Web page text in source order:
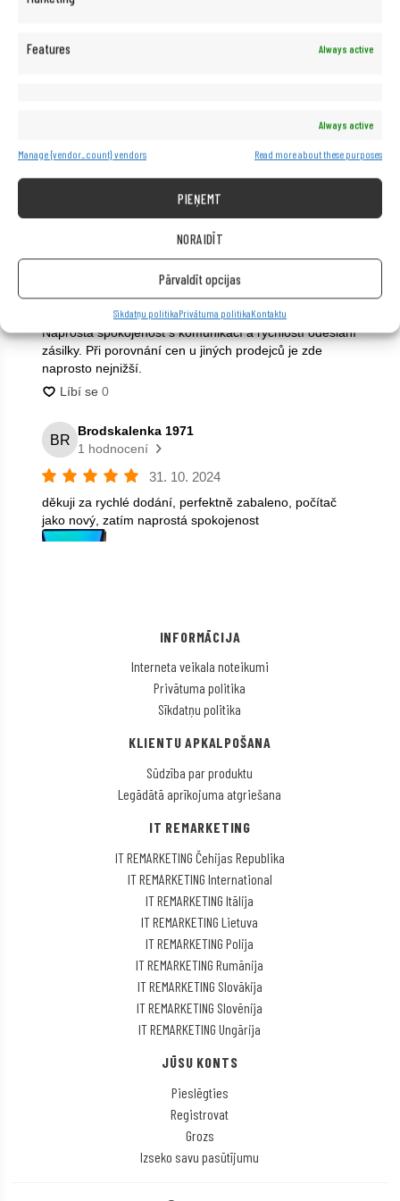
Features Always active
Always active
Manage {vendor_count} vendors Read more about these purposes
PIEŅEMT
NORAIDĪT
Pārvaldīt opcijas
Sīkdatņu politikaPrivātuma politikaKontaktu
remontu, kā arī tehnikas atbalstu un palīdzību
INFORMĀCIJA
Interneta veikala noteikumi
Privātuma politika
Sīkdatņu politika
KLIENTU APKALPOŠANA
Sūdzība par produktu
Legādātā aprīkojuma atgriešana
IT REMARKETING
IT REMARKETING Čehijas Republika
IT REMARKETING International
IT REMARKETING Itālija
IT REMARKETING Lietuva
IT REMARKETING Polija
IT REMARKETING Rumānija
IT REMARKETING Slovākija
IT REMARKETING Slovēnija
IT REMARKETING Ungārija
JŪSU KONTS
Pieslēgties
Registrovat
Grozs
Izseko savu pasūtījumu